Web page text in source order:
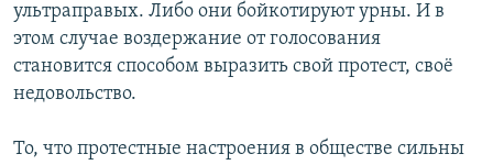
ультраправых. Либо они бойкотируют урны. И в
этом случае воздержание от голосования
становится способом выразить свой протест, своё
недовольство.
То, что протестные настроения в обществе сильны